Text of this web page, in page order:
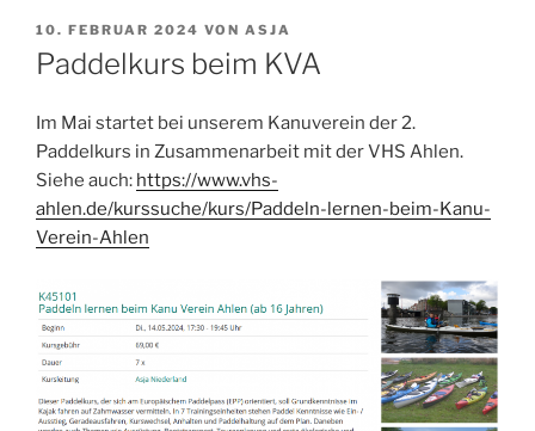
VERÖFFENTLICHT
AM
10. FEBRUAR 2024 VON ASJA
Paddelkurs beim KVA
Im Mai startet bei unserem Kanuverein der 2.
Paddelkurs in Zusammenarbeit mit der VHS Ahlen.
Siehe auch: https://www.vhs-
ahlen.de/kurssuche/kurs/Paddeln-lernen-beim-Kanu-
Verein-Ahlen